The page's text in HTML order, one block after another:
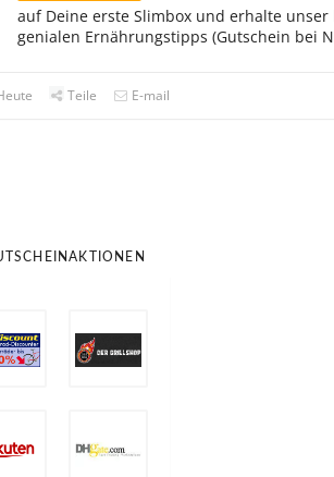
auf Deine erste Slimbox und erhalte unser
genialen Ernährungstipps (Gutschein bei
Teile E-mail